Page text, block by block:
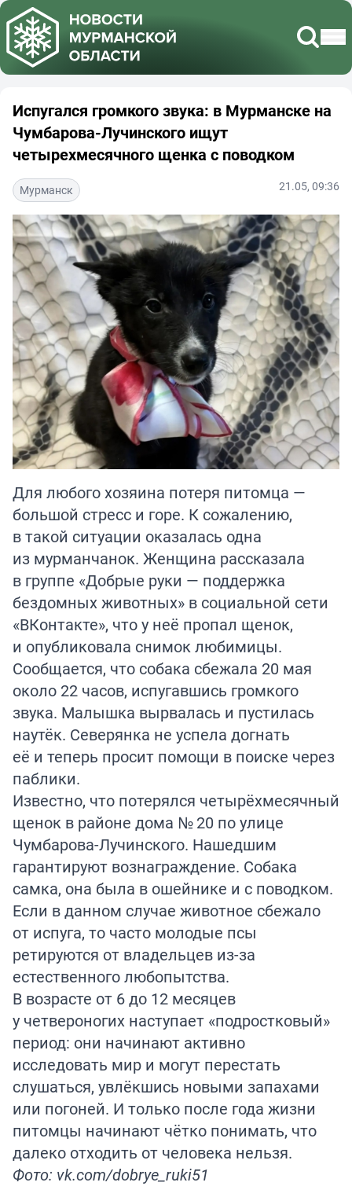
Испугался громкого звука: в Мурманске на
Чумбарова-Лучинского ищут
четырехмесячного щенка с поводком
Мурманск 21.05, 09:36
Для любого хозяина потеря питомца —
большой стресс и горе. К сожалению,
в такой ситуации оказалась одна
из мурманчанок. Женщина рассказала
в группе «Добрые руки — поддержка
бездомных животных» в социальной сети
«ВКонтакте», что у неё пропал щенок,
и опубликовала снимок любимицы.
Сообщается, что собака сбежала 20 мая
около 22 часов, испугавшись громкого
звука. Малышка вырвалась и пустилась
наутёк. Северянка не успела догнать
её и теперь просит помощи в поиске через
паблики.
Известно, что потерялся четырёхмесячный
щенок в районе дома № 20 по улице
Чумбарова-Лучинского. Нашедшим
гарантируют вознаграждение. Собака
самка, она была в ошейнике и с поводком.
Если в данном случае животное сбежало
от испуга, то часто молодые псы
ретируются от владельцев из-за
естественного любопытства.
В возрасте от 6 до 12 месяцев
у четвероногих наступает «подростковый»
период: они начинают активно
исследовать мир и могут перестать
слушаться, увлёкшись новыми запахами
или погоней. И только после года жизни
питомцы начинают чётко понимать, что
далеко отходить от человека нельзя.
Фото: vk.com/dobrye_ruki51